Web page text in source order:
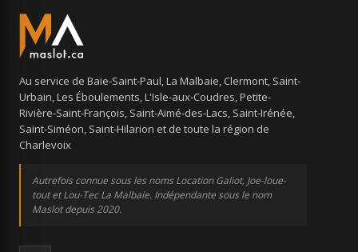
Au service de Baie-Saint-Paul, La Malbaie, Clermont, Saint-
Urbain, Les Éboulements, L'Isle-aux-Coudres, Petite-
Rivière-Saint-François, Saint-Aimé-des-Lacs, Saint-Irénée,
Saint-Siméon, Saint-Hilarion et de toute la région de
Charlevoix
Autrefois connue sous les noms Location Galiot, Joe-loue-
tout et Lou-Tec La Malbaie. Indépendante sous le nom
Maslot depuis 2020.